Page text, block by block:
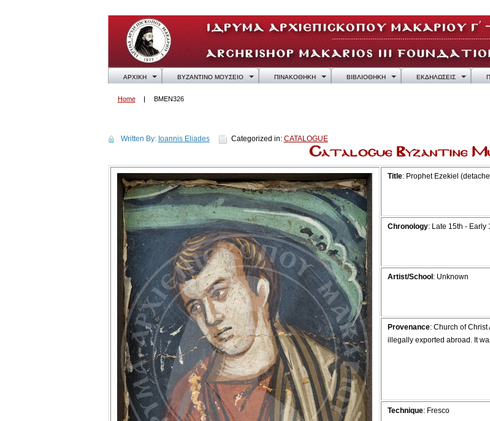
ΑΡΧΙΚΗ ΒΥΖΑΝΤΙΝΟ ΜΟΥΣΕΙΟ ΠΙΝΑΚΟΘΗΚΗ ΒΙΒΛΙΟΘΗΚΗ ΕΚΔΗΛΩΣΕΙΣ
Home BMEN326
Written By: Ioannis Eliades Categorized in: CATALOGUE
Title: Prophet Ezekiel
Chronology: Late 15th - Early
Artist/School : Unknown
Provenance: Church of
illegally exported abroad. It
Technique: Fresco